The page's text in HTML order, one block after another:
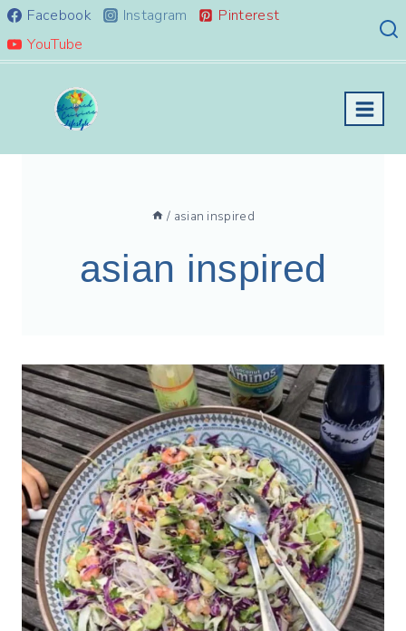
Skip
to
content
Facebook Instagram
Pinterest
YouTube
/ asian inspired
asian inspired